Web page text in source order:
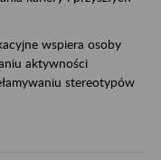
wspiera osoby
aktywności
stereotypów